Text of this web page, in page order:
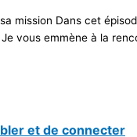
mission Dans cet
vous emmène à la
et de connecter